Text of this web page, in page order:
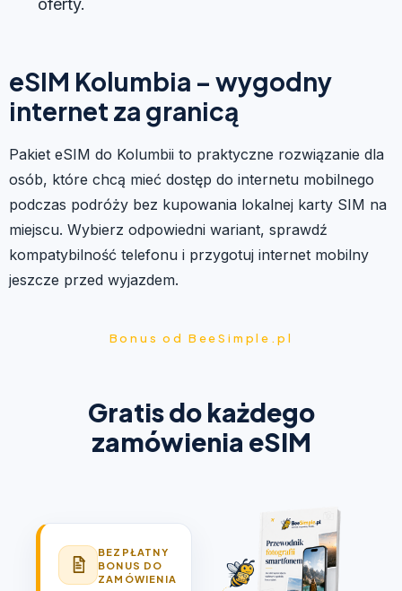
oferty.
eSIM Kolumbia – wygodny
internet za granicą
Pakiet eSIM do Kolumbii to praktyczne rozwiązanie dla
osób, które chcą mieć dostęp do internetu mobilnego
podczas podróży bez kupowania lokalnej karty SIM na
miejscu. Wybierz odpowiedni wariant, sprawdź
kompatybilność telefonu i przygotuj internet mobilny
jeszcze przed wyjazdem.
Bonus od BeeSimple.pl
Gratis do każdego
zamówienia eSIM
BEZPŁATNY
BONUS DO
ZAMÓWIENIA